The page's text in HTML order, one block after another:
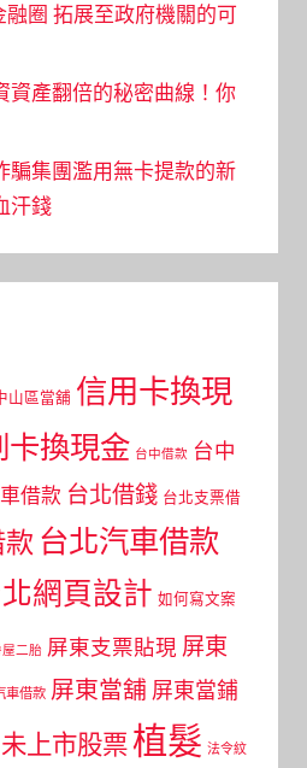
融圈 拓展至政府機關的可
資產翻倍的秘密曲線！你
騙集團濫用無卡提款的新
汗錢
山區當舖 信用卡換現
卡換現金 台中借款 台中
借款 台北借錢 台北支票借
台北汽車借款
網頁設計 如何寫文案
二胎 屏東支票貼現 屏東
車借款 屏東當舖 屏東當鋪
未上市股票植髮 法令紋